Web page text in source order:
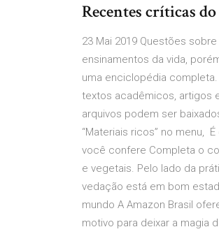
Recentes críticas
23 Mai 2019 Questões
ensinamentos da vida,
uma enciclopédia completa.
textos acadêmicos, artigos
arquivos podem ser
“Materiais ricos” no menu,
você confere Completa o
e vegetais. Pelo lado da
vedação está em bom
mundo A Amazon Brasil
motivo para deixar a magia